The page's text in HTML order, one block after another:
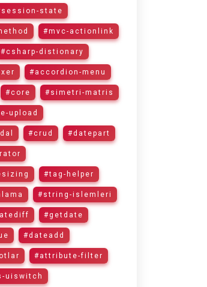
state
#mvc-actionlink
#csharp-distionary
#accordion-menu
#core #simetri-matris
upload
#crud #datepart
#tag-helper
#string-islemleri
#getdate
#dateadd
#attribute-filter
uiswitch